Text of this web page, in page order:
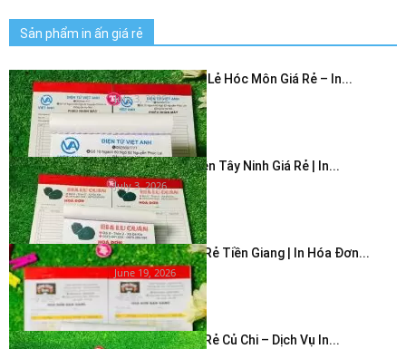
Sản phẩm in ấn giá rẻ
In Hóa Đơn Bán Lẻ Hóc Môn Giá Rẻ – In...
July 3, 2026
In Hóa Đơn 2 Liên Tây Ninh Giá Rẻ | In...
July 3, 2026
In Hóa Đơn Giá Rẻ Tiền Giang | In Hóa Đơn...
June 19, 2026
In Hóa Đơn Giá Rẻ Củ Chi – Dịch Vụ In...